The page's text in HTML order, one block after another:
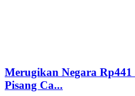
Merugikan Negara
Pisang Ca...